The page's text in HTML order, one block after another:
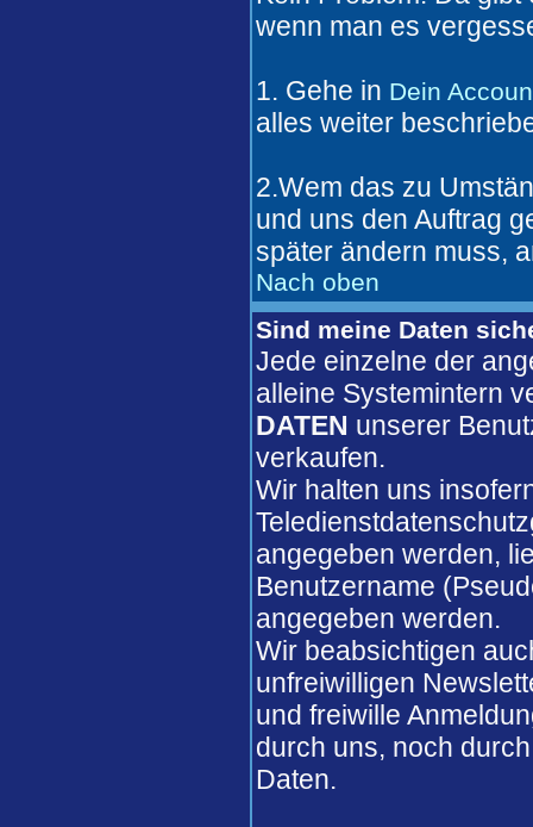
wenn man es
1. Gehe in Dein
alles weiter
2.Wem das zu
und uns den Auftrag
später ändern muss,
Nach oben
Sind meine Daten
Jede einzelne der
alleine Systemintern
DATEN unserer
verkaufen.
Wir halten uns
angegeben werden,
Benutzername
angegeben werden.
Wir beabsichtigen
unfreiwilligen
und freiwille
durch uns, noch
Daten.